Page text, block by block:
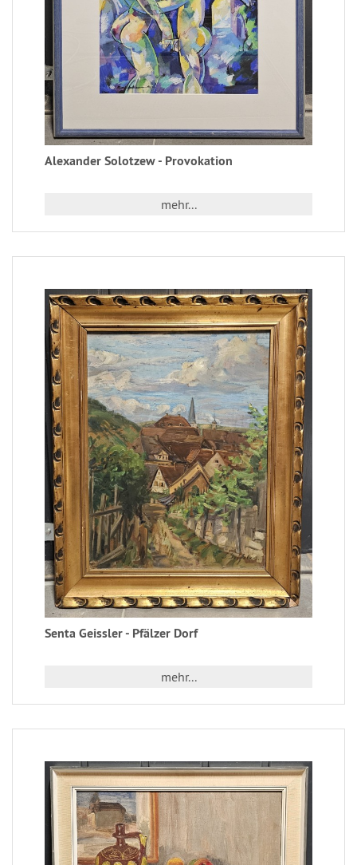
Alexander Solotzew - Provokation
mehr...
Senta Geissler - Pfälzer Dorf
mehr...